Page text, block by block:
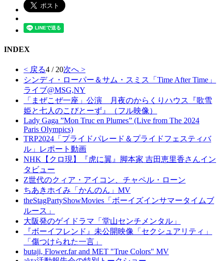
INDEX
< 戻る4 / 20次へ >
シンディ・ローパー＆サム・スミス「Time After Time」
ライブ@MSG,NY
「まぜこぜ一座」公演 月夜のからくりハウス『歌雪
姫と七人のこびとーず』（フル映像）
Lady Gaga ”Mon Truc en Plumes” (Live from The 2024
Paris Olympics)
TRP2024「プライドパレード＆プライドフェスティバ
ル」レポート動画
NHK【クロ現】『虎に翼』脚本家 吉田恵里香さんイン
タビュー
Z世代のクィア・アイコン、チャペル・ローン
ちあきホイみ「かんのん」MV
theStagPartyShowMovies「ボーイズインサマータイムブ
ルース」
大阪発のゲイドラマ「堂山センチメンタル」
『ボーイフレンド』未公開映像「セクシュアリティ」
「傷つけられた一言」
butaji, Flower.far and MET "True Colors" MV